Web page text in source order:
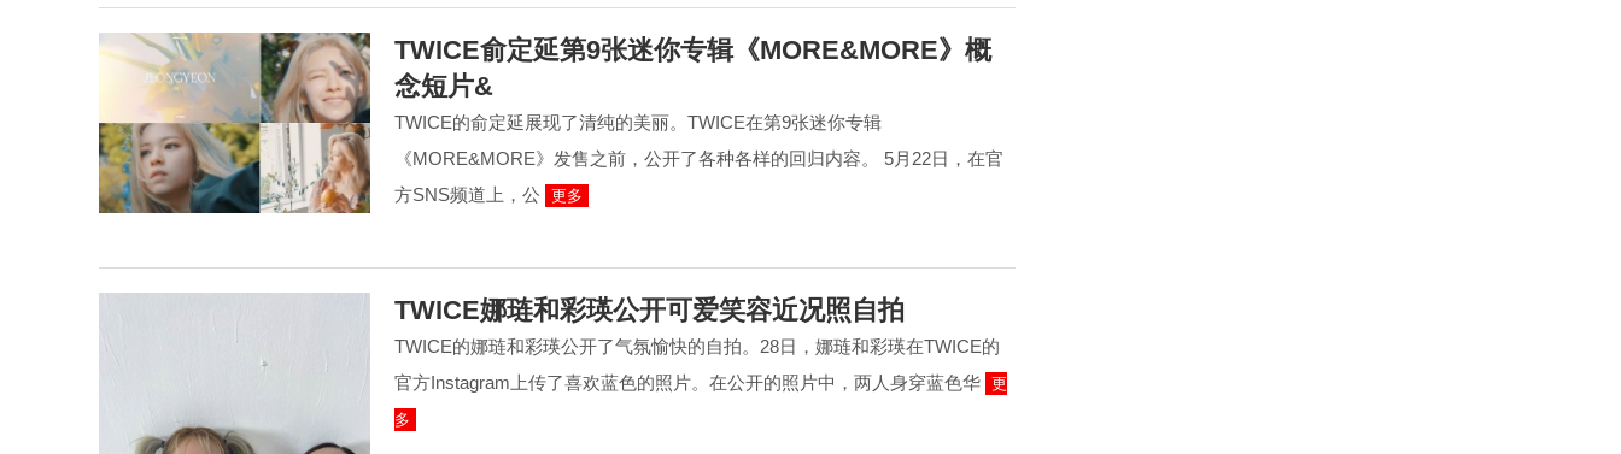
TWICE俞定延第9张迷你专辑《MORE&MORE》概
念短片&
TWICE的俞定延展现了清纯的美丽。TWICE在第9张迷你专辑
《MORE&MORE》发售之前，公开了各种各样的回归内容。 5月22日，在官
方SNS频道上，公
更多
TWICE娜琏和彩瑛公开可爱笑容近况照自拍
TWICE的娜琏和彩瑛公开了气氛愉快的自拍。28日，娜琏和彩瑛在TWICE的
官方Instagram上传了喜欢蓝色的照片。在公开的照片中，两人身穿蓝色华 更
多